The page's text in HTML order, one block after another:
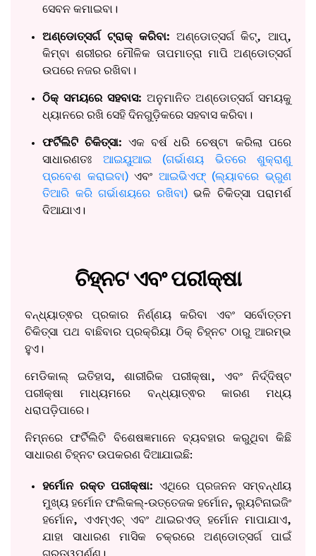
ସେବନ କମାଇବା।
ଅଣ୍ଡୋତ୍ସର୍ଗ ଟ୍ରାକ୍ କରିବା: ଅଣ୍ଡୋତ୍ସର୍ଗ କିଟ୍, ଆପ୍,
କିମ୍ବା ଶରୀରର ମୌଳିକ ତାପମାତ୍ରା ମାପି ଅଣ୍ଡୋତ୍ସର୍ଗ
ଉପରେ ନଜର ରଖିବା।
ଠିକ୍ ସମୟରେ ସହବାସ: ଅନୁମାନିତ ଅଣ୍ଡୋତ୍ସର୍ଗ ସମୟକୁ
ଧ୍ୟାନରେ ରଖି ସେହି ଦିନଗୁଡ଼ିକରେ ସହବାସ କରିବା।
ଫର୍ଟିଲିଟି ଚିକିତ୍ସା: ଏକ ବର୍ଷ ଧରି ଚେଷ୍ଟା କରିଲା ପରେ
ସାଧାରଣତଃ ଆଇୟୁଆଇ (ଗର୍ଭାଶୟ ଭିତରେ ଶୁକ୍ରାଣୁ
ପ୍ରବେଶ କରାଇବା)ଏବଂ ଆଇଭିଏଫ୍ (ଲ୍ୟାବରେ ଭ୍ରୁଣ
ତିଆରି କରି ଗର୍ଭାଶୟରେ ରଖିବା)ଭଳି ଚିକିତ୍ସା ପରାମର୍ଶ
ଦିଆଯାଏ।
ଚିହ୍ନଟ ଏବଂ ପରୀକ୍ଷା
ବନ୍ଧ୍ୟାତ୍ଵର ପ୍ରକାର ନିର୍ଣ୍ଣୟ କରିବା ଏବଂ ସର୍ବୋତ୍ତମ
ଚିକିତ୍ସା ପଥ ବାଛିବାର ପ୍ରକ୍ରିୟା ଠିକ୍ ଚିହ୍ନଟ ଠାରୁ ଆରମ୍ଭ
ହୁଏ।
ମେଡିକାଲ୍ ଇତିହାସ, ଶାରୀରିକ ପରୀକ୍ଷା, ଏବଂ ନିର୍ଦ୍ଦିଷ୍ଟ
ପରୀକ୍ଷା ମାଧ୍ୟମରେ ବନ୍ଧ୍ୟାତ୍ଵର କାରଣ ମଧ୍ୟ
ଧରାପଡ଼ିପାରେ।
ନିମ୍ନରେ ଫର୍ଟିଲିଟି ବିଶେଷଜ୍ଞମାନେ ବ୍ୟବହାର କରୁଥିବା କିଛି
ସାଧାରଣ ଚିହ୍ନଟ ଉପକରଣ ଦିଆଯାଇଛି:
ହର୍ମୋନ ରକ୍ତ ପରୀକ୍ଷା: ଏଥିରେ ପ୍ରଜନନ ସମ୍ବନ୍ଧୀୟ
ମୁଖ୍ୟ ହର୍ମୋନ ଫଲିକଲ୍-ଉତ୍ତେଜକ ହର୍ମୋନ, ଲ୍ୟୁଟିନାଇଜିଂ
ହର୍ମୋନ, ଏଏମ୍ଏଚ୍ ଏବଂ ଥାଇରଏଡ୍ ହର୍ମୋନ ମାପାଯାଏ,
ଯାହା ସାଧାରଣ ମାସିକ ଚକ୍ରରେ ଅଣ୍ଡୋତ୍ସର୍ଗ ପାଇଁ
ଗୁରୁତ୍ୱପୂର୍ଣ୍ଣ।